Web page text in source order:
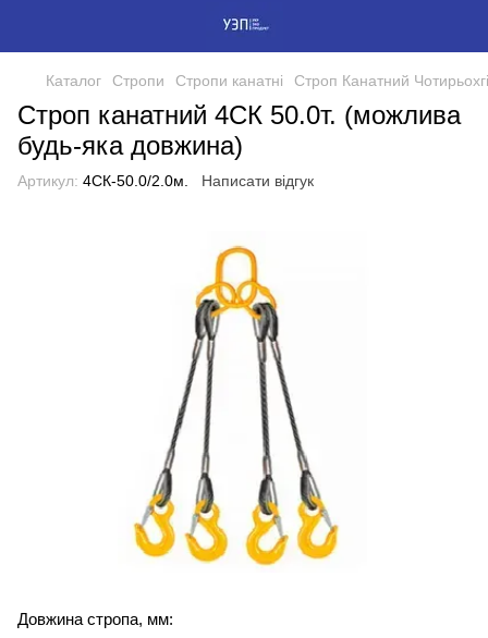
Каталог Стропи Стропи канатні Строп Канатний
Строп канатний 4СК 50.0т. (можлива
будь-яка довжина)
Артикул: 4СК-50.0/2.0м. Написати відгук
Довжина стропа, мм: